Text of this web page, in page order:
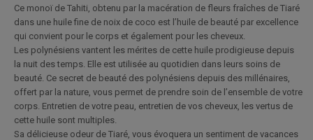
Ce monoï de Tahiti, obtenu par la macération de fleurs fraîches de Tiaré
dans une huile fine de noix de coco est l’huile de beauté par excellence
qui convient pour le corps et également pour les cheveux.
Les polynésiens vantent les mérites de cette huile prodigieuse depuis
la nuit des temps. Elle est utilisée au quotidien dans leurs soins de
beauté. Ce secret de beauté des polynésiens depuis des millénaires,
offert par la nature, vous permet de prendre soin de l’ensemble de votre
corps. Entretien de votre peau, entretien de vos cheveux, les vertus de
cette huile sont multiples.
Sa délicieuse odeur de Tiaré, vous évoquera un sentiment de vacances